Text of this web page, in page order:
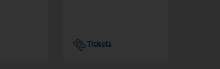
Tickets